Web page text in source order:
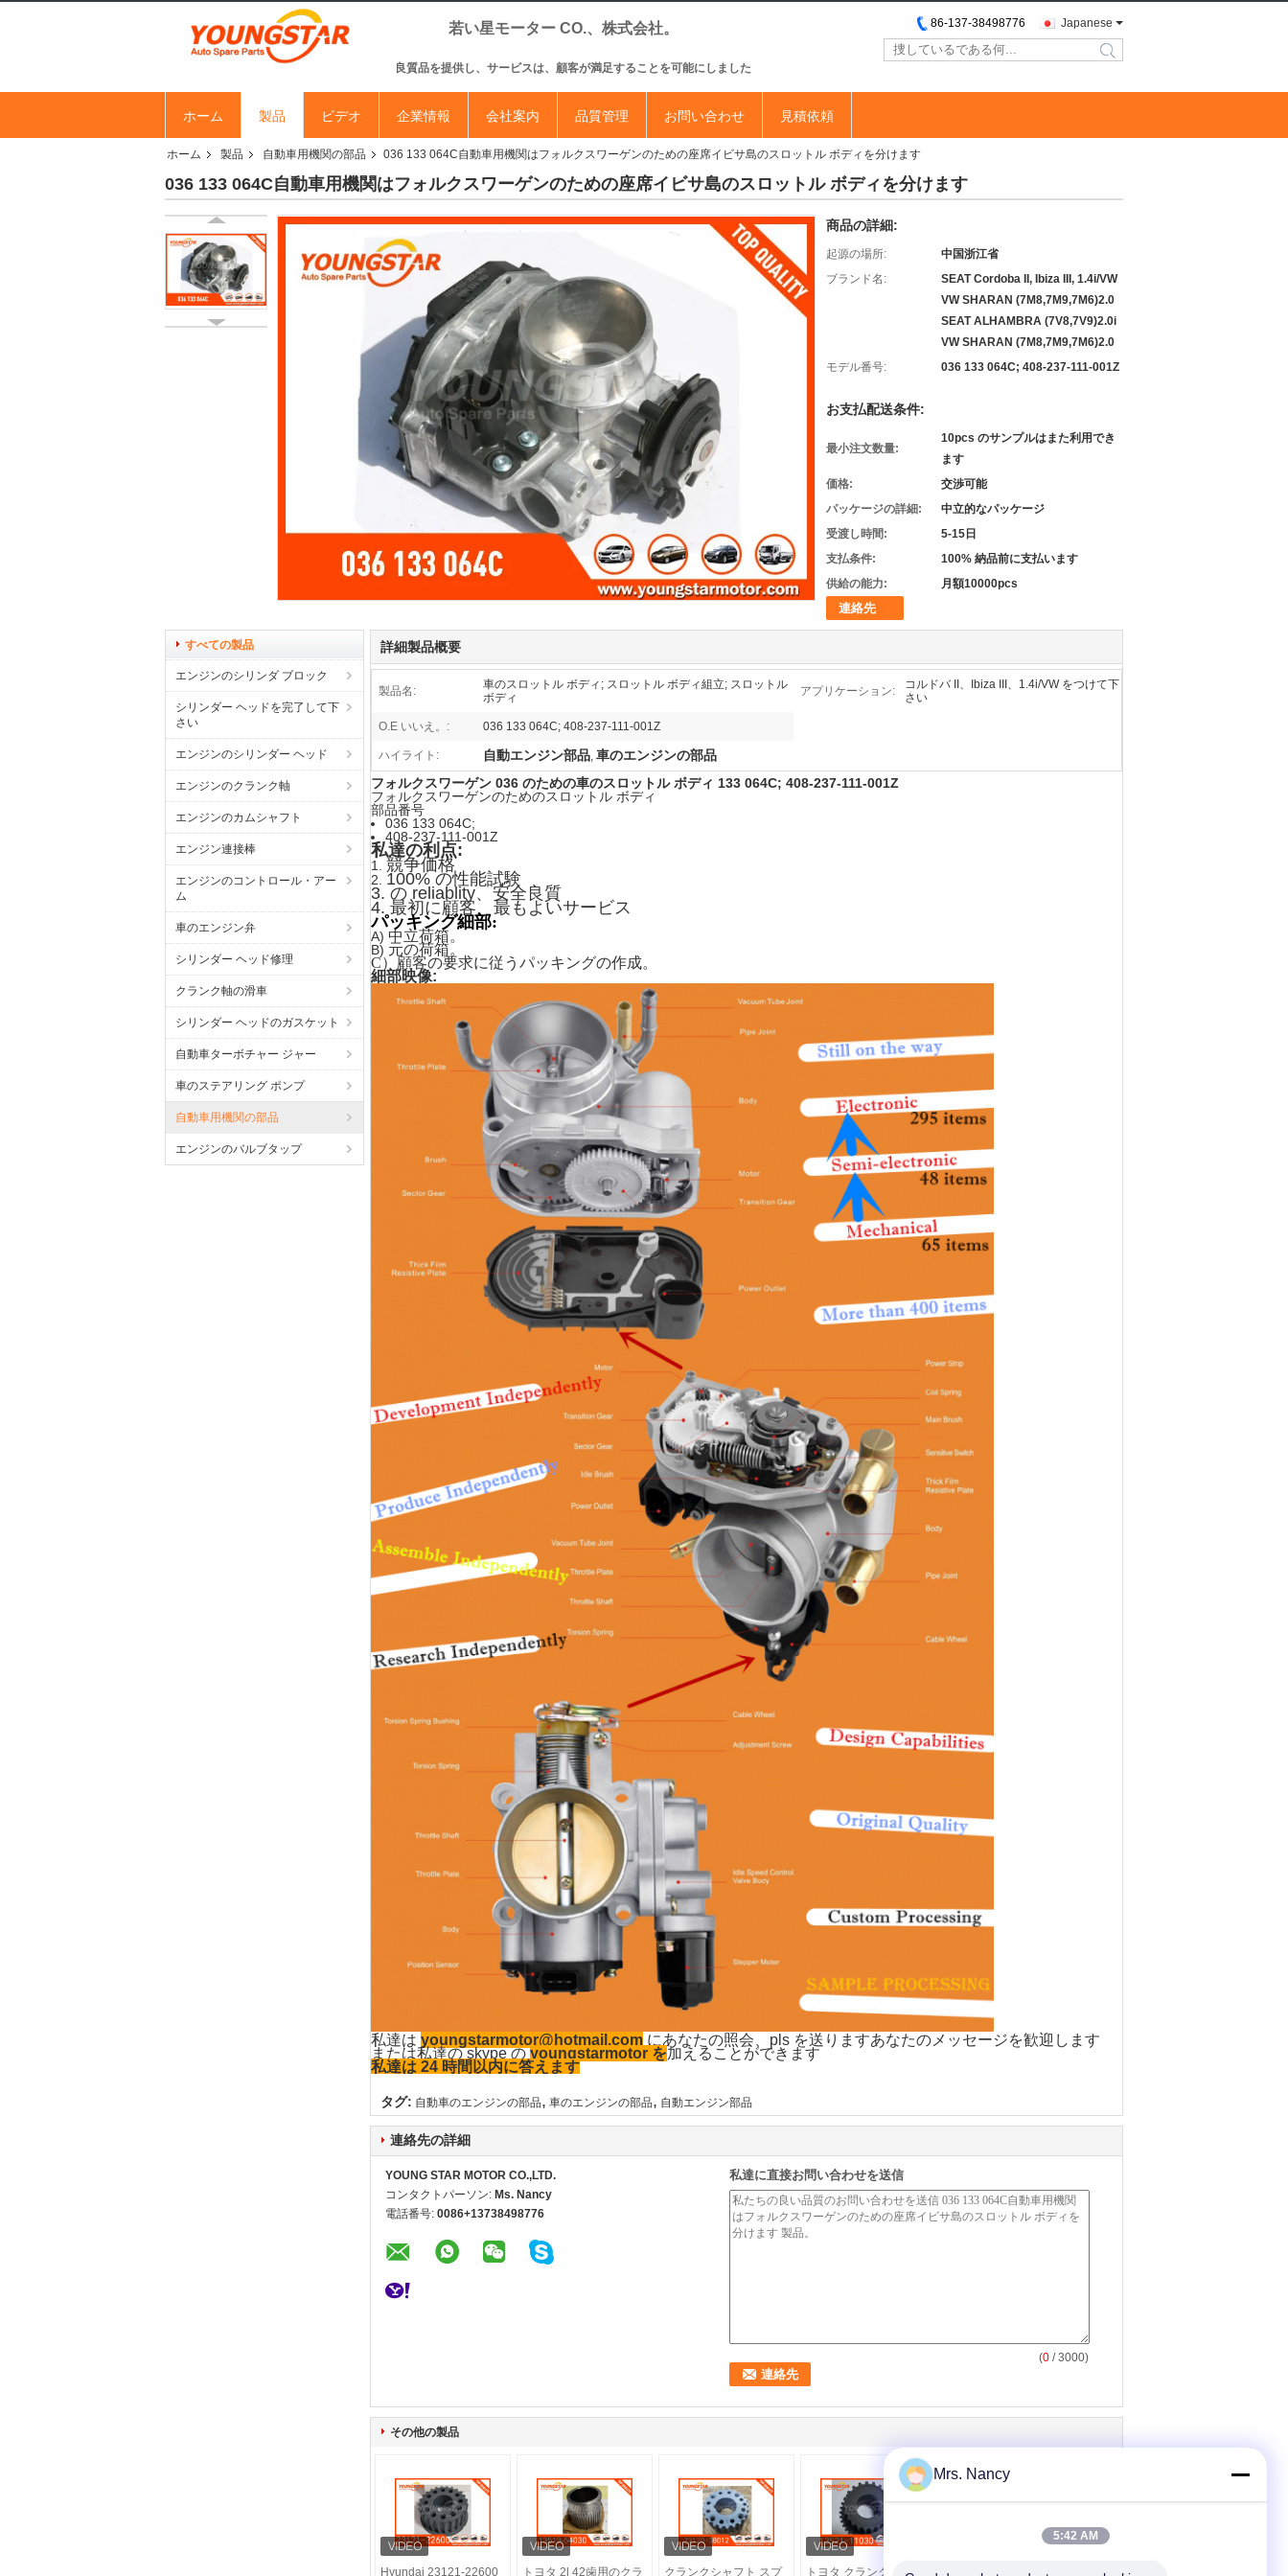
若い星モーター CO.、株式会社。
良質品を提供し、サービスは、顧客が満足することを可能にしました
Japanese
86-137-38498776
search
ホーム 製品 ビデオ 企業情報 会社案内 品質管理 お問い合わせ 見積依頼
ホーム 製品 自動車用機関の部品 036 133 064C自動車用機関はフォルクスワーゲンのための座席イビサ島のスロットル ボディを分けます
036 133 064C自動車用機関はフォルクスワーゲンのための座席イビサ島のスロットル ボディを分けます
商品の詳細:
起源の場所:
中国浙江省
ブランド名:
SEAT Cordoba II, Ibiza III, 1.4i/VW
VW SHARAN (7M8,7M9,7M6)2.0
SEAT ALHAMBRA (7V8,7V9)2.0i
VW SHARAN (7M8,7M9,7M6)2.0
モデル番号:
036 133 064C; 408-237-111-001Z
お支払配送条件:
最小注文数量:
10pcs のサンプルはまた利用でき
ます
価格:
交渉可能
パッケージの詳細:
中立的なパッケージ
受渡し時間:
5-15日
支払条件:
100% 納品前に支払います
供給の能力:
月額10000pcs
連絡先
すべての製品
エンジンのシリンダ ブロック
シリンダー ヘッドを完了して下
さい
エンジンのシリンダー ヘッド
エンジンのクランク軸
エンジンのカムシャフト
エンジン連接棒
エンジンのコントロール・アー
ム
車のエンジン弁
シリンダー ヘッド修理
クランク軸の滑車
シリンダー ヘッドのガスケット
自動車ターボチャー ジャー
車のステアリング ポンプ
自動車用機関の部品
エンジンのバルブタップ
詳細製品概要
製品名:
車のスロットル ボディ; スロットル ボディ組立; スロットル
ボディ
アプリケーション:
コルドバ II、Ibiza III、1.4i/VW をつけて下
さい
O.E いいえ。: 036 133 064C; 408-237-111-001Z
ハイライト: 自動エンジン部品, 車のエンジンの部品
フォルクスワーゲン 036 のための車のスロットル ボディ 133 064C; 408-237-111-001Z
フォルクスワーゲンのためのスロットル ボディ
部品番号
036 133 064C;
408-237-111-001Z
私達の利点:
1. 競争価格
2. 100% の性能試験
3. の reliablity、安全良質
4. 最初に顧客、最もよいサービス
パッキング細部:
A) 中立荷箱。
B) 元の荷箱。
C）顧客の要求に従うパッキングの作成。
細部映像:
私達は youngstarmotor@hotmail.com にあなたの照会、pls を送りますあなたのメッセージを歓迎します
または私達の skype のyoungstarmotor を加えることができます
私達は 24 時間以内に答えます
タグ: 自動車のエンジンの部品, 車のエンジンの部品, 自動エンジン部品
連絡先の詳細
YOUNG STAR MOTOR CO.,LTD.
コンタクトパーソン: Ms. Nancy
電話番号: 0086+13738498776
私達に直接お問い合わせを送信
(0 / 3000)
その他の製品
Hyundai 23121-22600 トヨタ 2l 42歯用のクラ クランクシャフト スプ トヨタ クランクシャフ 96352740 クランクシ
Mrs. Nancy
5:42 AM